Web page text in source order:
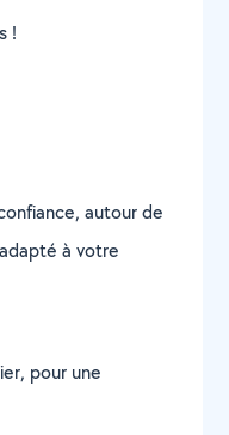
!
autour de
à votre
pour une